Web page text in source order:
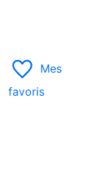
Mes
favoris